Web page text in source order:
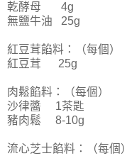
乾酵母 4g
無鹽牛油 25g
紅豆茸餡料：（每個）
紅豆茸 25g
肉鬆餡料：（每個）
沙律醬 1茶匙
豬肉鬆 8-10g
流心芝士餡料：（每個）